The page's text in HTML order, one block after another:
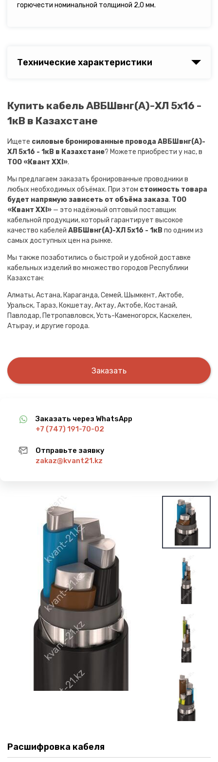
горючести номинальной толщиной 2,0 мм.
Технические характеристики
Купить кабель АВБШвнг(A)-ХЛ 5х16 -
1кВ в Казахстане
Ищете силовые бронированные провода АВБШвнг(A)-
ХЛ 5х16 - 1кВ в Казахстане? Можете приобрести у нас, в
ТОО «Квант XXI».
Мы предлагаем заказать бронированные проводники в
любых необходимых объёмах. При этом стоимость товара
будет напрямую зависеть от объёма заказа. ТОО
«Квант XXI» — это надёжный оптовый поставщик
кабельной продукции, который гарантирует высокое
качество кабелей АВБШвнг(A)-ХЛ 5х16 - 1кВ по одним из
самых доступных цен на рынке.
Мы также позаботились о быстрой и удобной доставке
кабельных изделий во множество городов Республики
Казахстан:
Алматы, Астана, Караганда, Семей, Шымкент, Актобе,
Уральск, Тараз, Кокшетау, Актау, Актобе, Костанай,
Павлодар, Петропавловск, Усть-Каменогорск, Каскелен,
Атырау, и другие города.
Заказать
Заказать через WhatsApp
+7 (747) 191-70-02
Отправьте заявку
zakaz@kvant21.kz
Расшифровка кабеля